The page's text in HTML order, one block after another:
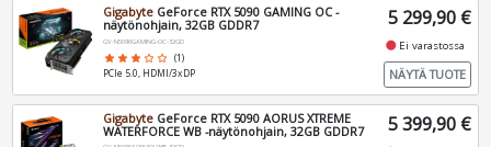
Gigabyte GeForce RTX 5090 GAMING OC -
näytönohjain, 32GB GDDR7
GV-N5090GAMING-OC-32GD
star star star star_border star_border (1)
PCIe 5.0, HDMI/3xDP
5 299,90 €
fiber_manual_record Ei varastossa
NÄYTÄ TUOTE
Gigabyte GeForce RTX 5090 AORUS XTREME
WATERFORCE WB -näytönohjain, 32GB GDDR7
5 399,90 €